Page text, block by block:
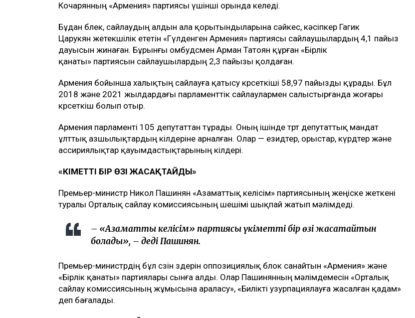
Кочарянның «Армения» партиясы үшінші орында келеді.
Бұдан бөлек, сайлаудың алдын ала қорытындыларына сәйкес, кәсіпкер Гагик
Царукян жетекшілік ететін «Гүлденген Армения» партиясы сайлаушылардың 4,1 пайыз
дауысын жинаған. Бұрынғы омбудсмен Арман Татоян құрған «Бірлік
қанаты» партиясын сайлаушылардың 2,3 пайызы қолдаған.
Армения бойынша халықтың сайлауға қатысу көрсеткіші 58,97 пайызды құрады. Бұл
2018 және 2021 жылдардағы парламенттік сайлаулармен салыстырғанда жоғары
көрсеткіш болып отыр.
Армения парламенті 105 депутаттан тұрады. Оның ішінде төрт депутаттық мандат
ұлттық азшылықтардың өкілдеріне арналған. Олар — езидтер, орыстар, күрдтер және
ассириялықтар қауымдастықтарының өкілдері.
«ҮКІМЕТТІ БІР ӨЗІ ЖАСАҚТАЙДЫ»
Премьер-министр Никол Пашинян «Азаматтық келісім» партиясының жеңіске жеткені
туралы Орталық сайлау комиссиясының шешімі шықпай жатып мәлімдеді.
– «Азаматтық келісім» партиясы үкіметті бір өзі жасақтайтын
болады», – деді Пашинян.
Премьер-министрдің бұл сөзін өздерін оппозициялық блок санайтын «Армения» және
«Бірлік қанаты» партиялары сынға алды. Олар Пашинянның мәлімдемесін «Орталық
сайлау комиссиясының жұмысына араласу», «Билікті узурпациялауға жасалған қадам»
деп бағалады.